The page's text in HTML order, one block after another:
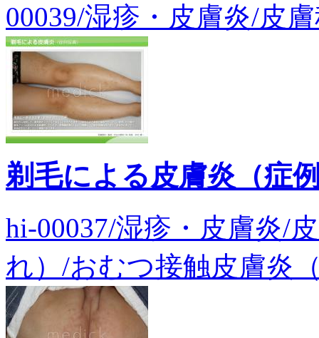
00039/湿疹・皮膚炎/皮
剃毛による皮膚炎（症
hi-00037/湿疹・皮膚炎/
れ）/おむつ接触皮膚炎